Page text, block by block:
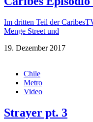
Im dritten Teil der
Menge Street und
19. Dezember 2017
Chile
Metro
Video
Strayer pt. 3